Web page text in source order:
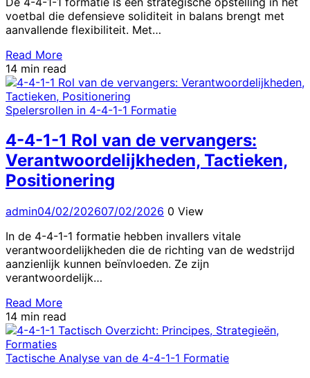
voetbal die defensieve soliditeit in balans brengt met
aanvallende flexibiliteit. Met…
Read More
14 min read
Spelersrollen in 4-4-1-1 Formatie
4-4-1-1 Rol van de vervangers:
Verantwoordelijkheden, Tactieken,
Positionering
admin04/02/202607/02/2026 0 View
In de 4-4-1-1 formatie hebben invallers vitale
verantwoordelijkheden die de richting van de wedstrijd
aanzienlijk kunnen beïnvloeden. Ze zijn
verantwoordelijk…
Read More
14 min read
Tactische Analyse van de 4-4-1-1 Formatie